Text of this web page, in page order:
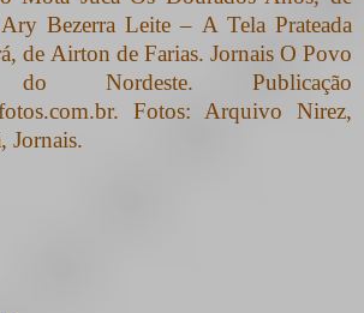
Ary Bezerra Leite – A Tela Prateada
de Airton de Farias. Jornais O Povo
Nordeste. Publicação
Fotos: Arquivo Nirez,
Jornais.